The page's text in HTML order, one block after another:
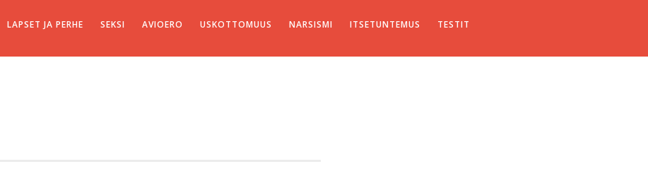
LAPSET JA PERHE SEKSI AVIOERO USKOTTOMUUS NARSISMI ITSETUNTEMUS TESTIT